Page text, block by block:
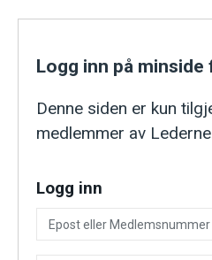
Logg inn på minside
Denne siden er kun
medlemmer av
Logg inn